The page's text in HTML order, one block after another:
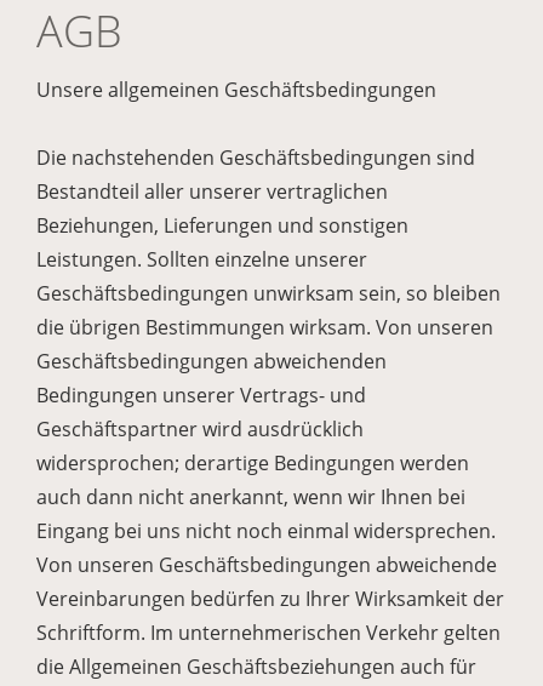
AGB
Unsere allgemeinen Geschäftsbedingungen
Die nachstehenden Geschäftsbedingungen sind
Bestandteil aller unserer vertraglichen
Beziehungen, Lieferungen und sonstigen
Leistungen. Sollten einzelne unserer
Geschäftsbedingungen unwirksam sein, so bleiben
die übrigen Bestimmungen wirksam. Von unseren
Geschäftsbedingungen abweichenden
Bedingungen unserer Vertrags- und
Geschäftspartner wird ausdrücklich
widersprochen; derartige Bedingungen werden
auch dann nicht anerkannt, wenn wir Ihnen bei
Eingang bei uns nicht noch einmal widersprechen.
Von unseren Geschäftsbedingungen abweichende
Vereinbarungen bedürfen zu Ihrer Wirksamkeit der
Schriftform. Im unternehmerischen Verkehr gelten
die Allgemeinen Geschäftsbeziehungen auch für